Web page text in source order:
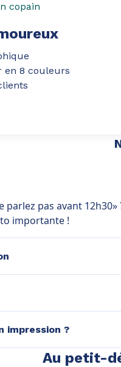
copain
en 8 couleurs
parlez pas avant
importante !
impression ?
Au petit-